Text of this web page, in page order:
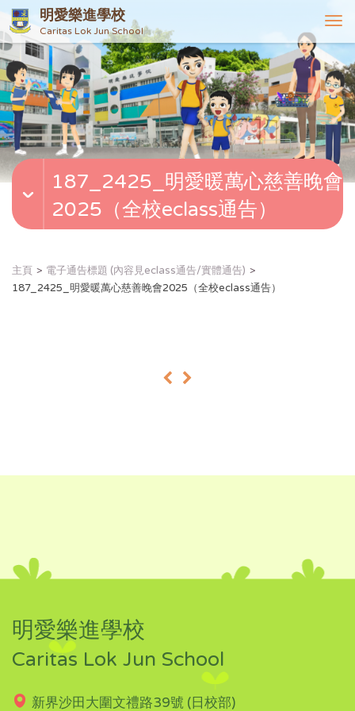
明愛樂進學校
Caritas Lok Jun School
T
o
g
g
l
e
n
v
i
187_2425_明愛暖萬心慈善晚會
2025（全校eclass通告）
主頁
電子通告標題 (內容見eclass通告/實體通告)
187_2425_明愛暖萬心慈善晚會2025（全校eclass通告）
« »
明愛樂進學校
Caritas Lok Jun School
新界沙田大圍文禮路39號 (日校部)